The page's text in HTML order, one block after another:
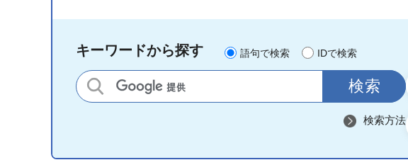
キーワードから探す 語句で検索 IDで検索
サイト内検索
検索方法